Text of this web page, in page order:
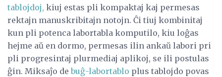
tablojdoj, kiuj estas pli kompaktaj kaj permesas
rektajn manuskribitajn notojn. Ĉi tiuj kombinitaj
kun pli potenca labortabla komputilo, kiu loĝas
hejme aŭ en dormo, permesas ilin ankaŭ labori pri
pli progresintaj plurmediaj aplikoj, se ili postulas
ĝin. Miksaĵo debuĝ-labortablo plus tablojdo povas